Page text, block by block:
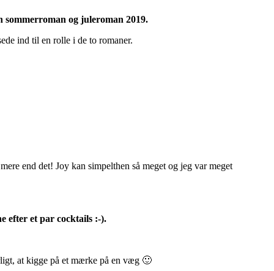
sommerroman og juleroman 2019.
ind til en rolle i de to romaner.
end det! Joy kan simpelthen så meget og jeg var meget
efter et par cocktails :-).
at kigge på et mærke på en væg 🙂